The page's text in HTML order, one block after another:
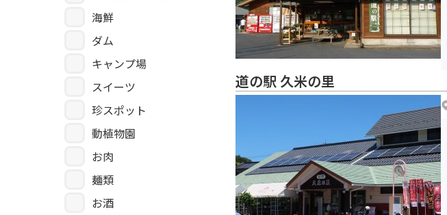
海鮮
ダム
キャンプ場
スイーツ
珍スポット
動植物園
お肉
麺類
お酒
道の駅 久米の里